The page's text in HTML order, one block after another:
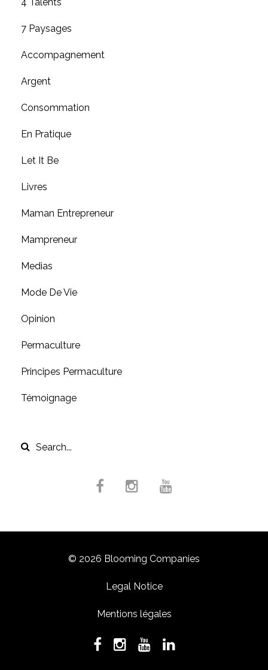
7 Paysages
Accompagnement
Argent
Consommation
En Pratique
Let It Be
Livres
Maman Entrepreneur
Mampreneur
Medias
Mode De Vie
Opinion
Permaculture
Principes Permaculture
Témoignage
© 2026 Blooming Companies
Legal Notice
Mentions légales